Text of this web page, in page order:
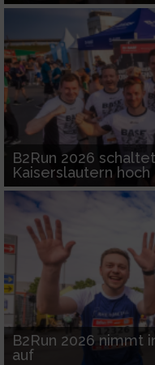
B2Run 2026
Kaiserslautern hoch
B2Run 2026 nimmt
auf